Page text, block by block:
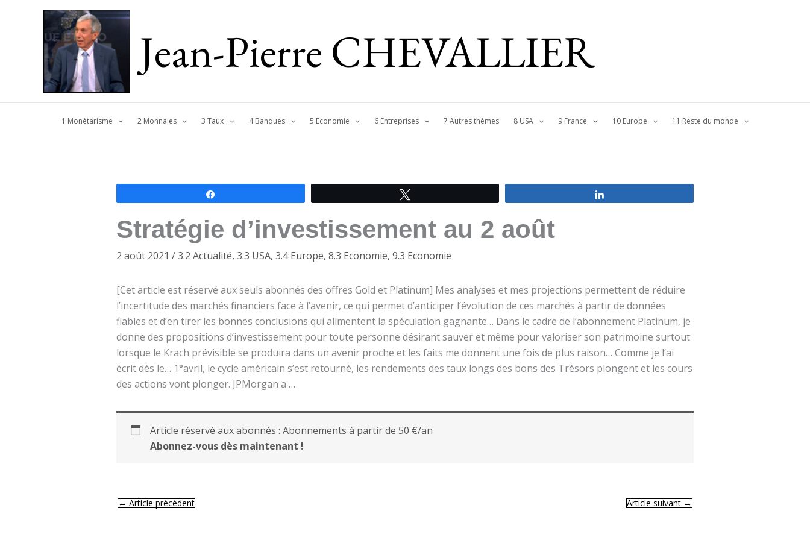
Jean-Pierre CHEVALLIER
1 Monétarisme 2 Monnaies 3 Taux 4 Banques 5 Economie 6 Entreprises 7 Autres thèmes 8 USA 9 France 10 Europe 11 Reste du monde
Stratégie d’investissement au 2 août
2 août 2021 /3.2 Actualité, 3.3 USA, 3.4 Europe, 8.3 Economie, 9.3 Economie
[Cet article est réservé aux seuls abonnés des offres Gold et Platinum] Mes analyses et mes projections permettent de réduire
l’incertitude des marchés financiers face à l’avenir, ce qui permet d’anticiper l’évolution de ces marchés à partir de données
fiables et d’en tirer les bonnes conclusions qui alimentent la spéculation gagnante… Dans le cadre de l’abonnement Platinum, je
donne des propositions d’investissement pour toute personne désirant sauver et même pour valoriser son patrimoine surtout
lorsque le Krach prévisible se produira dans un avenir proche et les faits me donnent une fois de plus raison… Comme je l’ai
écrit dès le… 1°avril, le cycle américain s’est retourné, les rendements des taux longs des bons des Trésors plongent et les cours
des actions vont plonger. JPMorgan a …
Article réservé aux abonnés : Abonnements à partir de 50 €/an
Abonnez-vous dès maintenant !
← Article précédent Article suivant →